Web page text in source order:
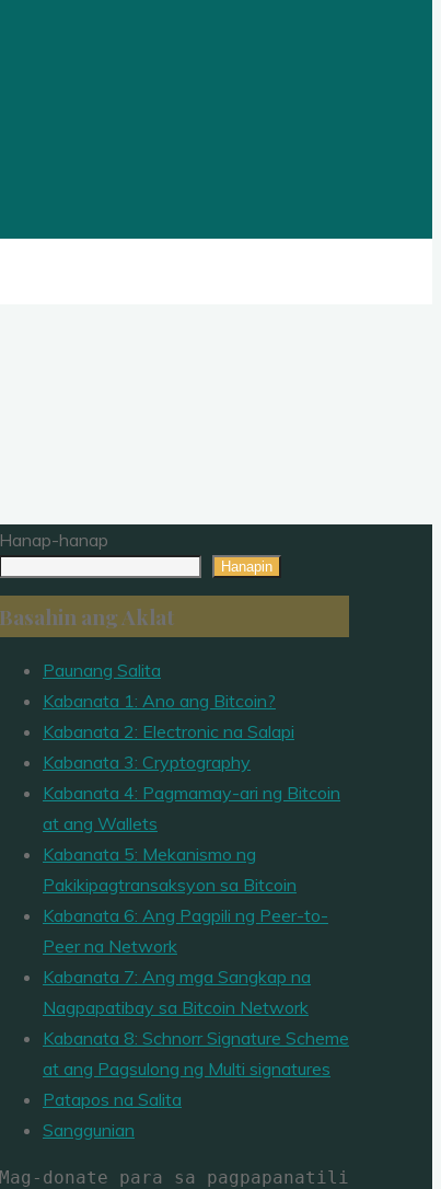
Hanap-hanap
Hanapin
Basahin ang Aklat
Paunang Salita
Kabanata 1: Ano ang Bitcoin?
Kabanata 2: Electronic na Salapi
Kabanata 3: Cryptography
Kabanata 4: Pagmamay-ari ng Bitcoin
at ang Wallets
Kabanata 5: Mekanismo ng
Pakikipagtransaksyon sa Bitcoin
Kabanata 6: Ang Pagpili ng Peer-to-
Peer na Network
Kabanata 7: Ang mga Sangkap na
Nagpapatibay sa Bitcoin Network
Kabanata 8: Schnorr Signature Scheme
at ang Pagsulong ng Multi signatures
Patapos na Salita
Sanggunian
Mag-donate para sa pagpapanatili